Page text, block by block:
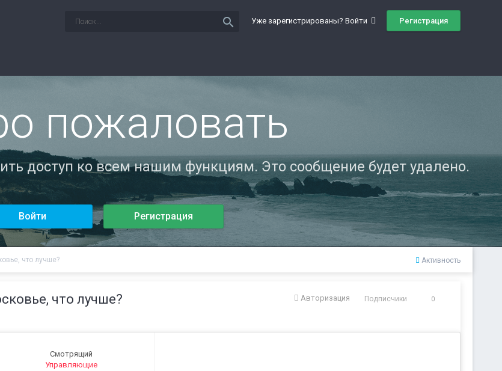
Уже зарегистрированы? Войти Регистрация
search
пожаловать
доступ ко всем нашим функциям. Это сообщение будет удалено.
Войти Регистрация
Активность
что лучше?
Авторизация Подписчики 0
что лучше?
Смотрящий
Управляющие